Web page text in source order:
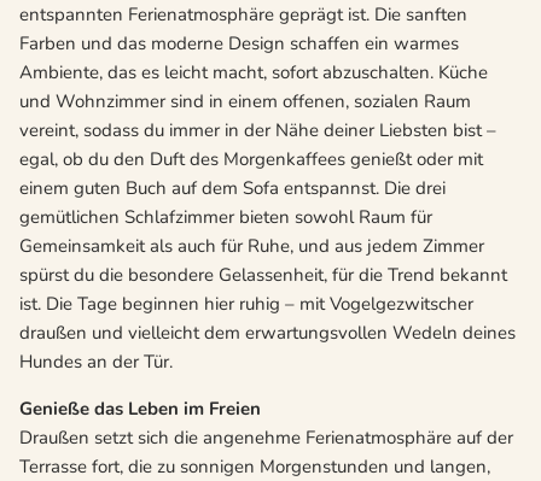
entspannten Ferienatmosphäre geprägt ist. Die sanften
Farben und das moderne Design schaffen ein warmes
Ambiente, das es leicht macht, sofort abzuschalten. Küche
und Wohnzimmer sind in einem offenen, sozialen Raum
vereint, sodass du immer in der Nähe deiner Liebsten bist –
egal, ob du den Duft des Morgenkaffees genießt oder mit
einem guten Buch auf dem Sofa entspannst. Die drei
gemütlichen Schlafzimmer bieten sowohl Raum für
Gemeinsamkeit als auch für Ruhe, und aus jedem Zimmer
spürst du die besondere Gelassenheit, für die Trend bekannt
ist. Die Tage beginnen hier ruhig – mit Vogelgezwitscher
draußen und vielleicht dem erwartungsvollen Wedeln deines
Hundes an der Tür.
Genieße das Leben im Freien
Draußen setzt sich die angenehme Ferienatmosphäre auf der
Terrasse fort, die zu sonnigen Morgenstunden und langen,